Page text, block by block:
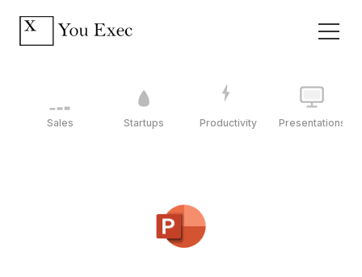
Sales Startups Productivity Presentations